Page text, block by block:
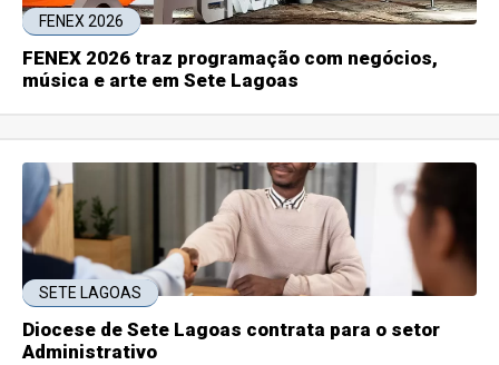
FENEX 2026
FENEX 2026 traz programação com negócios,
música e arte em Sete Lagoas
SETE LAGOAS
Diocese de Sete Lagoas contrata para o setor
Administrativo